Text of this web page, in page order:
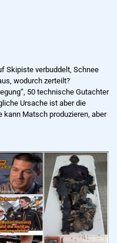
Skipiste verbuddelt, Schnee
wodurch zerteilt?
50 technische Gutachter
Ursache ist aber die
kann Matsch produzieren, aber